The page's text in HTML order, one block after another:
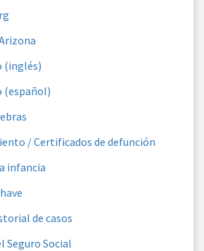
(inglés)
(español)
/ Certificados de defunción
infancia
de casos
Seguro Social